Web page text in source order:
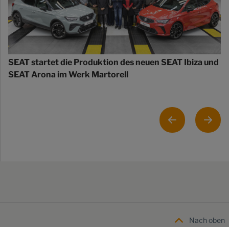
SEAT startet die Produktion des neuen SEAT Ibiza und
SEAT Arona im Werk Martorell
Nach oben